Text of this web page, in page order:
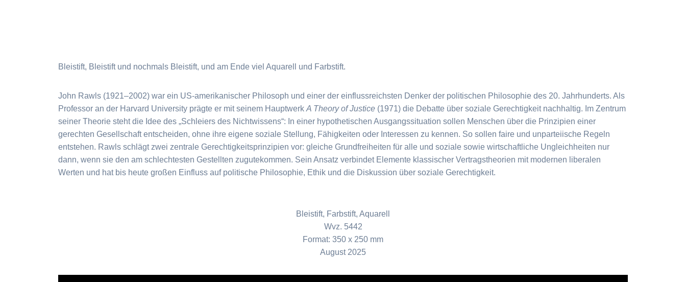
Bleistift, Bleistift und nochmals Bleistift, und am Ende viel Aquarell und Farbstift.
John Rawls (1921–2002) war ein US-amerikanischer Philosoph und einer der einflussreichsten Denker der politischen Philosophie des 20. Jahrhunderts. Als
Professor an der Harvard University prägte er mit seinem HauptwerkA Theory of Justice (1971) die Debatte über soziale Gerechtigkeit nachhaltig. Im Zentrum
seiner Theorie steht die Idee des „Schleiers des Nichtwissens“: In einer hypothetischen Ausgangssituation sollen Menschen über die Prinzipien einer
gerechten Gesellschaft entscheiden, ohne ihre eigene soziale Stellung, Fähigkeiten oder Interessen zu kennen. So sollen faire und unparteiische Regeln
entstehen. Rawls schlägt zwei zentrale Gerechtigkeitsprinzipien vor: gleiche Grundfreiheiten für alle und soziale sowie wirtschaftliche Ungleichheiten nur
dann, wenn sie den am schlechtesten Gestellten zugutekommen. Sein Ansatz verbindet Elemente klassischer Vertragstheorien mit modernen liberalen
Werten und hat bis heute großen Einfluss auf politische Philosophie, Ethik und die Diskussion über soziale Gerechtigkeit.
Bleistift, Farbstift, Aquarell
Wvz. 5442
Format: 350 x 250 mm
August 2025